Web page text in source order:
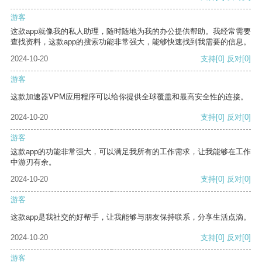
游客
这款app就像我的私人助理，随时随地为我的办公提供帮助。我经常需要
查找资料，这款app的搜索功能非常强大，能够快速找到我需要的信息。
2024-10-20
支持[0] 反对[0]
游客
这款加速器VPM应用程序可以给你提供全球覆盖和最高安全性的连接。
2024-10-20 支持[0] 反对[0]
游客
这款app的功能非常强大，可以满足我所有的工作需求，让我能够在工作
中游刃有余。
2024-10-20
支持[0] 反对[0]
游客
这款app是我社交的好帮手，让我能够与朋友保持联系，分享生活点滴。
2024-10-20 支持[0] 反对[0]
游客